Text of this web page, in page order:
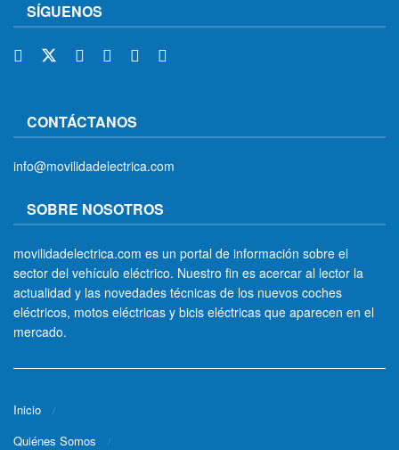
SÍGUENOS
CONTÁCTANOS
info@movilidadelectrica.com
SOBRE NOSOTROS
movilidadelectrica.com es un portal de información sobre el
sector del vehículo eléctrico. Nuestro fin es acercar al lector la
actualidad y las novedades técnicas de los nuevos coches
eléctricos, motos eléctricas y bicis eléctricas que aparecen en el
mercado.
Inicio
Quiénes Somos